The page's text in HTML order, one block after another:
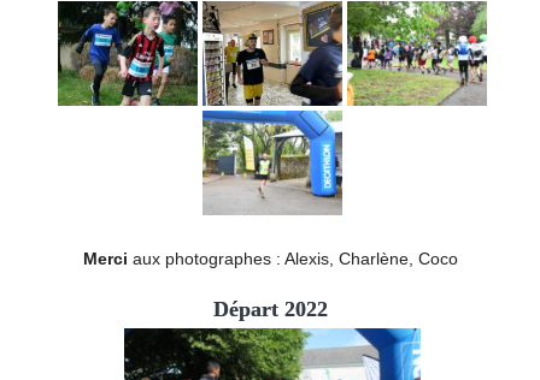
Merci aux photographes : Alexis, Charlène, Coco
Départ 2022